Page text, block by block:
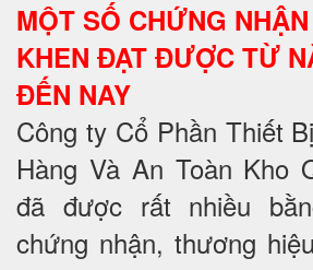
MỘT SỐ CHỨNG
KHEN ĐẠT ĐƯỢC TỪ
ĐẾN NAY
Công ty Cổ Phần Thiết
Hàng Và An Toàn Kho
đã được rất nhiều
chứng nhận, thương